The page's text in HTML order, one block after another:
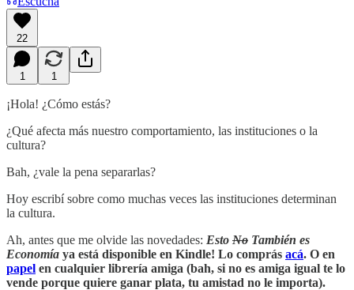
22
1 1
¡Hola! ¿Cómo estás?
¿Qué afecta más nuestro comportamiento, las instituciones o la
cultura?
Bah, ¿vale la pena separarlas?
Hoy escribí sobre como muchas veces las instituciones determinan
la cultura.
Ah, antes que me olvide las novedades: Esto No También es
Economía ya está disponible en Kindle! Lo comprás acá. O en
papel en cualquier librería amiga (bah, si no es amiga igual te lo
vende porque quiere ganar plata, tu amistad no le importa).